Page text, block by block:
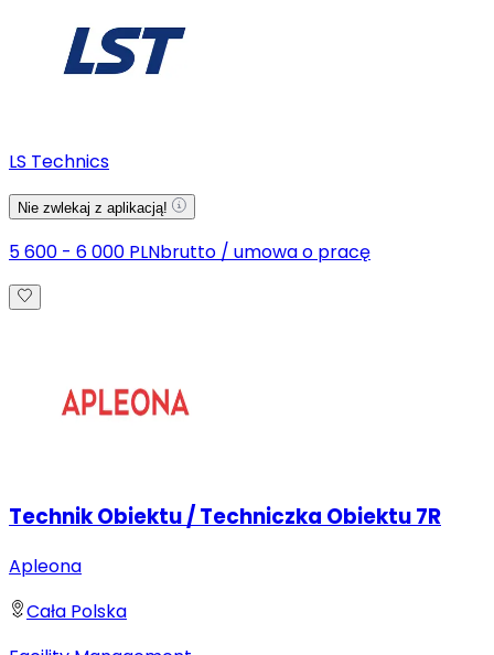
LS Technics
Nie zwlekaj z aplikacją!
5 600 - 6 000 PLNbrutto / umowa o pracę
Technik Obiektu / Techniczka Obiektu 7R
Apleona
Cała Polska